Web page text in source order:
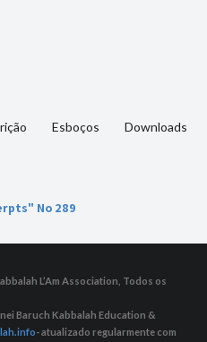
Esboços Downloads
No 289
L’Am Association, Todos os
Baruch Kabbalah Education &
- atualizado regularmente com